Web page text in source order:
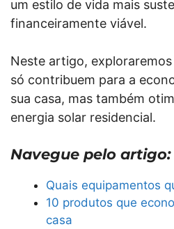
um estilo de vida mais
financeiramente viável.
Neste artigo,
só contribuem para a
sua casa, mas também
energia solar residencial.
Navegue pelo artigo:
Quais equipamentos
10 produtos que
casa